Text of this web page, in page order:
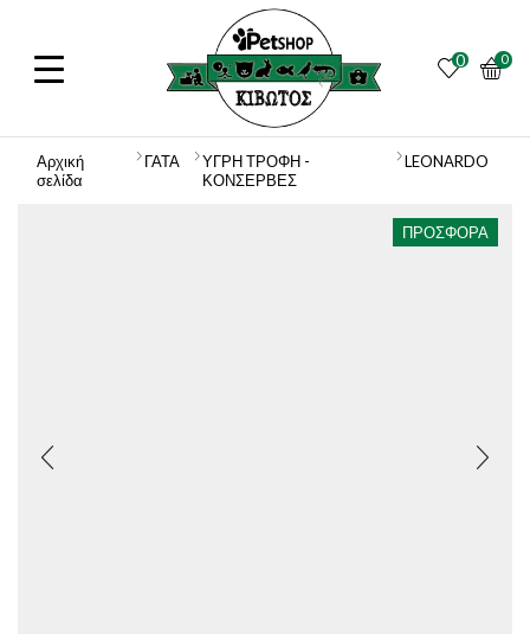
0 0
Αρχική
σελίδα
ΓΑΤΑ
ΥΓΡΗ ΤΡΟΦΗ -
ΚΟΝΣΕΡΒΕΣ
LEONARDO
ΠΡΟΣΦΟΡΆ